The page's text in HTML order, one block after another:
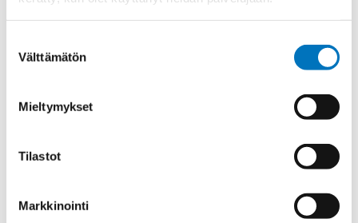
valinta
Välttämätön
Mieltymykset
Tilastot
Markkinointi
TP-C-PUR UL/CSA 6X2X1 (AWG18)